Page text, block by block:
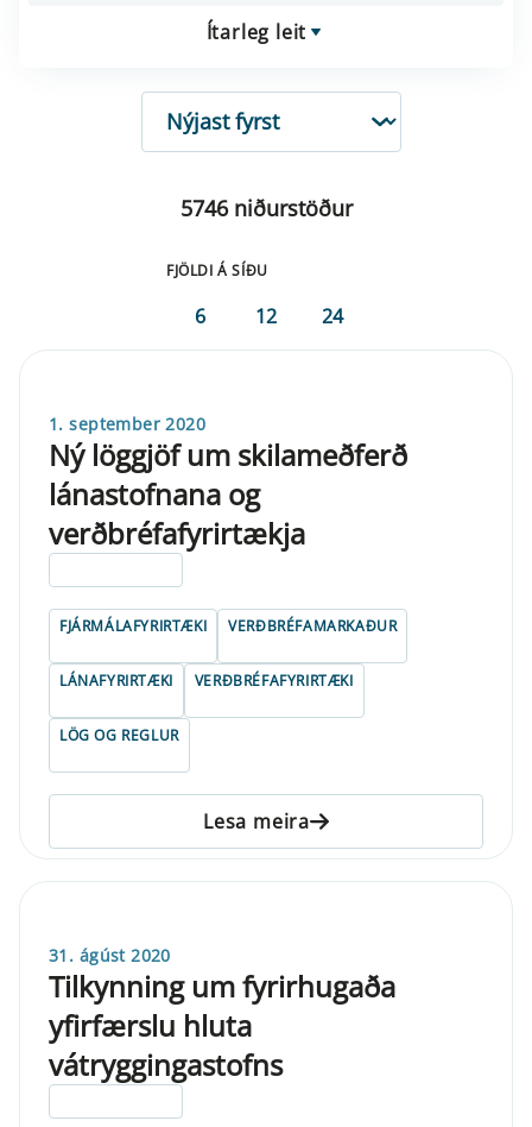
Ítarleg leit
RÖÐUN
5746 niðurstöður
FJÖLDI Á SÍÐU
6 12 24
1. september 2020
Ný löggjöf um skilameðferð
lánastofnana og
verðbréfafyrirtækja
FJÁRMÁLAFYRIRTÆKI VERÐBRÉFAMARKAÐUR
LÁNAFYRIRTÆKI VERÐBRÉFAFYRIRTÆKI
LÖG OG REGLUR
Lesa meira
31. ágúst 2020
Tilkynning um fyrirhugaða
yfirfærslu hluta
vátryggingastofns